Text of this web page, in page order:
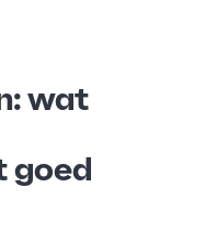
wat
goed